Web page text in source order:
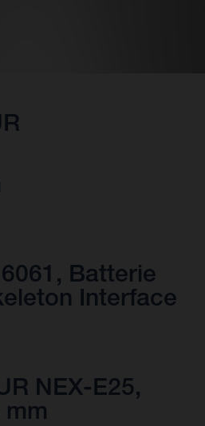
Batterie
Interface
NEX-E25,
mm